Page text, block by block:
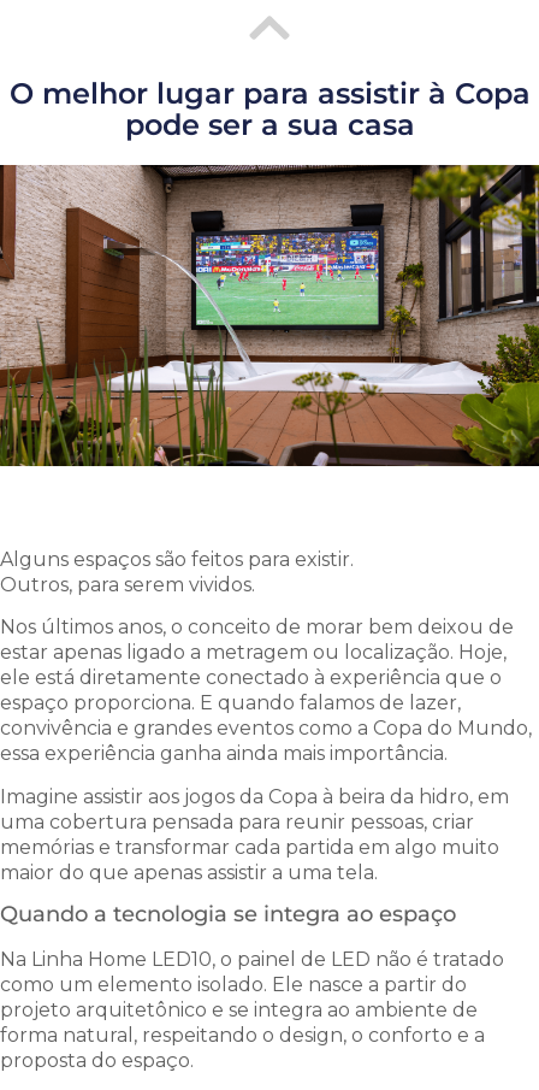
O melhor lugar para assistir à Copa
pode ser a sua casa
Alguns espaços são feitos para existir.
Outros, para serem vividos.
Nos últimos anos, o conceito de morar bem deixou de
estar apenas ligado a metragem ou localização. Hoje,
ele está diretamente conectado à experiência que o
espaço proporciona. E quando falamos de lazer,
convivência e grandes eventos como a Copa do Mundo,
essa experiência ganha ainda mais importância.
Imagine assistir aos jogos da Copa à beira da hidro, em
uma cobertura pensada para reunir pessoas, criar
memórias e transformar cada partida em algo muito
maior do que apenas assistir a uma tela.
Quando a tecnologia se integra ao espaço
Na Linha Home LED10, o painel de LED não é tratado
como um elemento isolado. Ele nasce a partir do
projeto arquitetônico e se integra ao ambiente de
forma natural, respeitando o design, o conforto e a
proposta do espaço.